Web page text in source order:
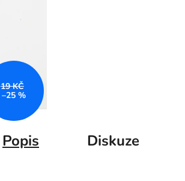
19 KČ
–25 %
Popis Diskuze